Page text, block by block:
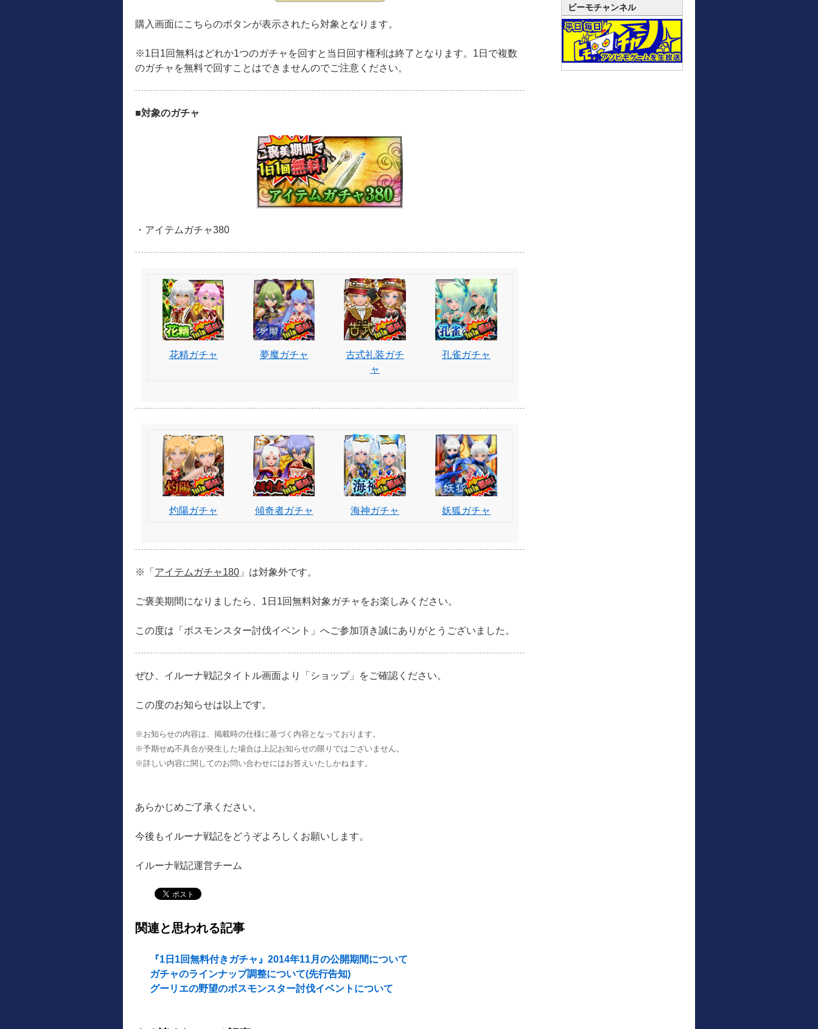
購入画面にこちらのボタンが表示されたら対象となります。
※1日1回無料はどれか1つのガチャを回すと当日回す権利は終了となります。1日で複数
のガチャを無料で回すことはできませんのでご注意ください。
■対象のガチャ
・アイテムガチャ380
花精ガチャ 夢魔ガチャ
古式礼装ガチ
ャ
孔雀ガチャ
灼陽ガチャ 傾奇者ガチャ 海神ガチャ 妖狐ガチャ
※「 アイテムガチャ180 」は対象外です。
ご褒美期間になりましたら、1日1回無料対象ガチャをお楽しみください。
この度は「ボスモンスター討伐イベント」へご参加頂き誠にありがとうございました。
ぜひ、イルーナ戦記タイトル画面より「ショップ」をご確認ください。
この度のお知らせは以上です。
※お知らせの内容は、掲載時の仕様に基づく内容となっております。
※予期せぬ不具合が発生した場合は上記お知らせの限りではございません。
※詳しい内容に関してのお問い合わせにはお答えいたしかねます。
あらかじめご了承ください。
今後もイルーナ戦記をどうぞよろしくお願いします。
イルーナ戦記運営チーム
関連と思われる記事
『1日1回無料付きガチャ』2014年11月の公開期間について
ガチャのラインナップ調整について(先行告知)
グーリエの野望のボスモンスター討伐イベントについて
ビーモチャンネル